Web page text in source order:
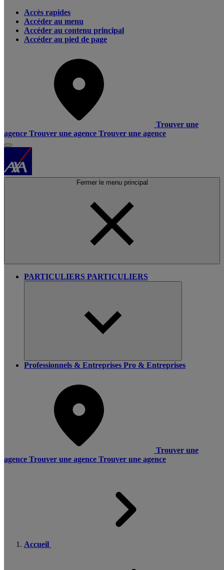
Accès rapides
Accéder au menu
Accéder au contenu principal
Accéder au pied de page
Trouver une
agence Trouver une agence Trouver une agence
Fermer le menu principal
PARTICULIERS PARTICULIERS
Professionnels & Entreprises Pro & Entreprises
Trouver une
agence Trouver une agence Trouver une agence
Accueil